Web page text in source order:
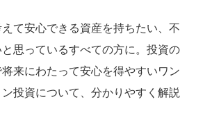
て安心できる資産を持ちたい、不
思っているすべての方に。投資の
来にわたって安心を得やすいワン
投資について、分かりやすく解説